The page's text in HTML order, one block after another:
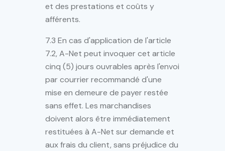
et des prestations et coûts y
afférents.
7.3 En cas d'application de l'article
7.2, A-Net peut invoquer cet article
cinq (5) jours ouvrables après l'envoi
par courrier recommandé d'une
mise en demeure de payer restée
sans effet. Les marchandises
doivent alors être immédiatement
restituées à A-Net sur demande et
aux frais du client, sans préjudice du